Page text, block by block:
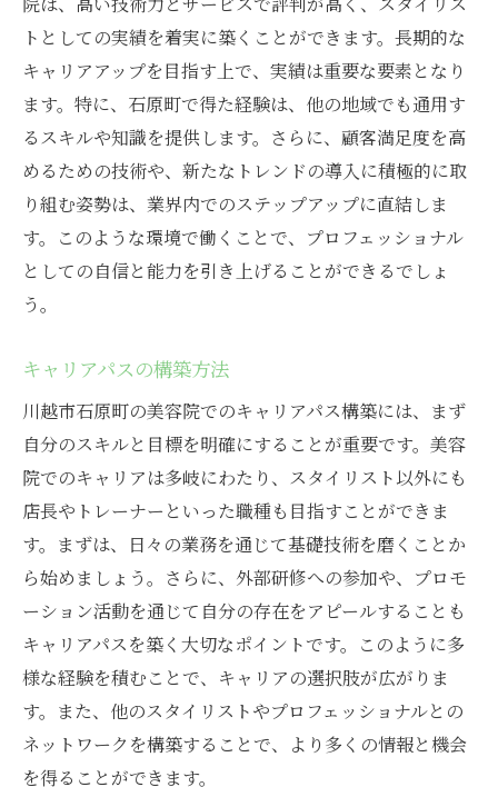
トとしての実績を着実に築くことができます。長期的な
キャリアアップを目指す上で、実績は重要な要素となり
ます。特に、石原町で得た経験は、他の地域でも通用す
るスキルや知識を提供します。さらに、顧客満足度を高
めるための技術や、新たなトレンドの導入に積極的に取
り組む姿勢は、業界内でのステップアップに直結しま
す。このような環境で働くことで、プロフェッショナル
としての自信と能力を引き上げることができるでしょ
う。
キャリアパスの構築方法
川越市石原町の美容院でのキャリアパス構築には、まず
自分のスキルと目標を明確にすることが重要です。美容
院でのキャリアは多岐にわたり、スタイリスト以外にも
店長やトレーナーといった職種も目指すことができま
す。まずは、日々の業務を通じて基礎技術を磨くことか
ら始めましょう。さらに、外部研修への参加や、プロモ
ーション活動を通じて自分の存在をアピールすることも
キャリアパスを築く大切なポイントです。このように多
様な経験を積むことで、キャリアの選択肢が広がりま
す。また、他のスタイリストやプロフェッショナルとの
ネットワークを構築することで、より多くの情報と機会
を得ることができます。